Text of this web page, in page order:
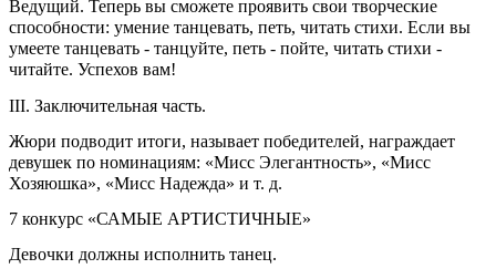
Ведущий. Теперь вы сможете проявить свои творческие
способности: умение танцевать, петь, читать стихи. Если вы
умеете танцевать - танцуйте, петь - пойте, читать стихи -
читайте. Успехов вам!
III. Заключительная часть.
Жюри подводит итоги, называет победителей, награждает
девушек по номинациям: «Мисс Элегантность», «Мисс
Хозяюшка», «Мисс Надежда» и т. д.
7 конкурс «САМЫЕ АРТИСТИЧНЫЕ»
Девочки должны исполнить танец.